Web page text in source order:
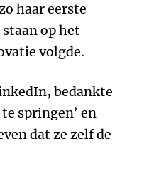
haar eerste
op het
volgde.
bedankte
springen’ en
dat ze zelf de